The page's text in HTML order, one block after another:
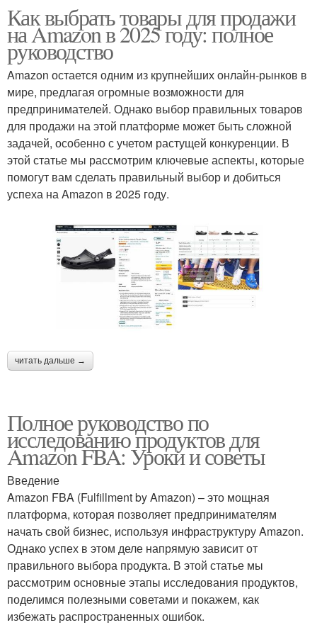
Как выбрать товары для продажи
на Amazon в 2025 году: полное
руководство
Amazon остается одним из крупнейших онлайн-рынков в
мире, предлагая огромные возможности для
предпринимателей. Однако выбор правильных товаров
для продажи на этой платформе может быть сложной
задачей, особенно с учетом растущей конкуренции. В
этой статье мы рассмотрим ключевые аспекты, которые
помогут вам сделать правильный выбор и добиться
успеха на Amazon в 2025 году.
читать дальше →
Полное руководство по
исследованию продуктов для
Amazon FBA: Уроки и советы
Введение
Amazon FBA (Fulfillment by Amazon) – это мощная
платформа, которая позволяет предпринимателям
начать свой бизнес, используя инфраструктуру Amazon.
Однако успех в этом деле напрямую зависит от
правильного выбора продукта. В этой статье мы
рассмотрим основные этапы исследования продуктов,
поделимся полезными советами и покажем, как
избежать распространенных ошибок.